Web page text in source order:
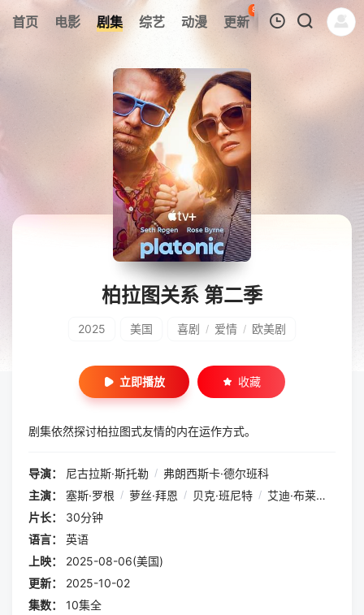
首页 电影 剧集 综艺 动漫 更新
80
热榜 APP
暂无观看影片的记录
柏拉图关系 第二季
2025 美国 喜剧 / 爱情 / 欧美剧
立即播放 收藏
剧集依然探讨柏拉图式友情的内在运作方式。
导演： 尼古拉斯·斯托勒 / 弗朗西斯卡·德尔班科
主演：
塞斯·罗根 / 萝丝·拜恩 / 贝克·班尼特 / 艾迪·布莱恩特
片长：
30分钟
语言：
英语
上映：
2025-08-06(美国)
更新：
2025-10-02
集数：
10集全